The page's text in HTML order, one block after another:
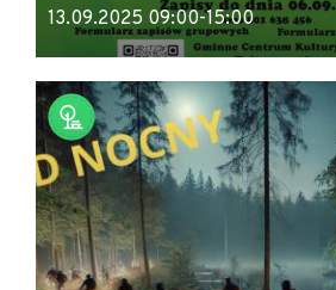
13.09.2025 09:00-15:00